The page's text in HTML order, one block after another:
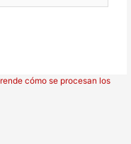
cómo se procesan los